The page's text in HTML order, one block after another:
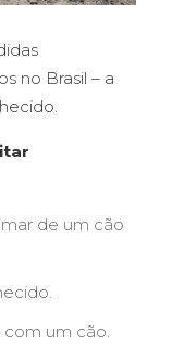
no Brasil – a
de um cão
com um cão.